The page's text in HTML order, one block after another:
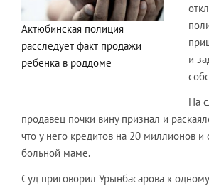
Актюбинская полиция
расследует факт продажи
ребёнка в роддоме
и
На
продавец почки вину признал и
что у него кредитов на 20 миллионов и
больной маме.
Суд приговорил Урынбасарова к